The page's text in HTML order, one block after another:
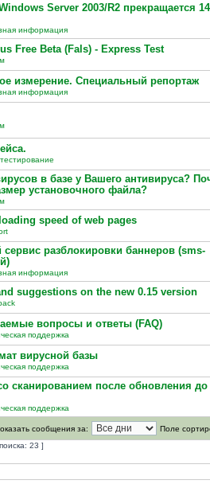
Server 2003/R2 прекращается
информация
Free Beta (Fals) - Express Test
измерение. Специальный репортаж
информация
в базе у Вашего антивируса?
установочного файла?
speed of web pages
сервис разблокировки баннеров (sms-
информация
suggestions on the new 0.15 version
вопросы и ответы (FAQ)
поддержка
вирусной базы
поддержка
сканированием после обновления до
поддержка
сообщения за:
Поле
23 ]